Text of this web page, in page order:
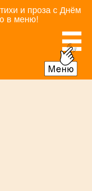
и проза с Днём
в меню!